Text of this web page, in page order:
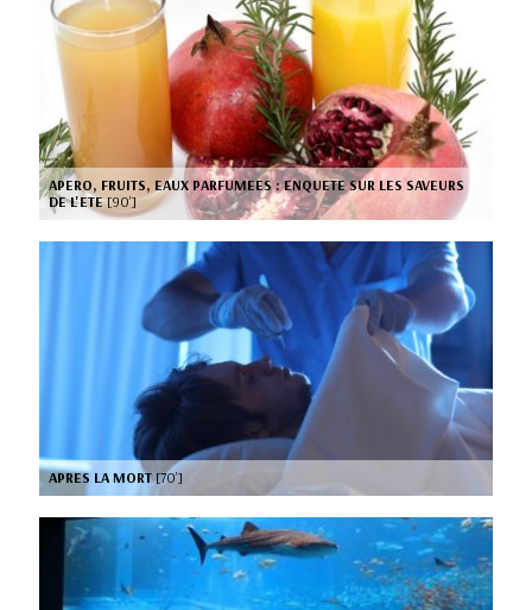
APERO, FRUITS, EAUX PARFUMEES : ENQUETE SUR LES SAVEURS
DE L'ETE[90’]
APRES LA MORT[70’]